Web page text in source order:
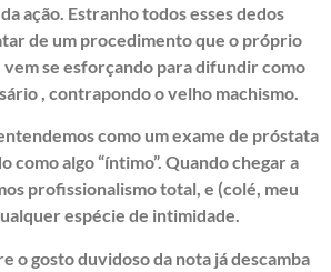
ação. Estranho todos esses dedos
de um procedimento que o próprio
se esforçando para difundir como
, contrapondo o velho machismo.
como um exame de próstata
como algo “íntimo”. Quando chegar a
profissionalismo total, e (colé, meu
espécie de intimidade.
o gosto duvidoso da nota já descamba